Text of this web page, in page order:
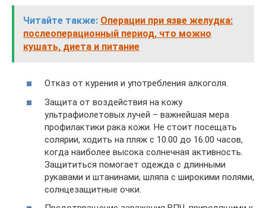
Читайте также: Операции при язве желудка:
послеоперационный период, что можно
кушать, диета и питание
Отказ от курения и употребления алкоголя.
Защита от воздействия на кожу
ультрафиолетовых лучей – важнейшая мера
профилактики рака кожи. Не стоит посещать
солярии, ходить на пляж с 10.00 до 16.00 часов,
когда наиболее высока солнечная активность.
Защититься помогает одежда с длинными
рукавами и штанинами, шляпа с широкими полями,
солнцезащитные очки.